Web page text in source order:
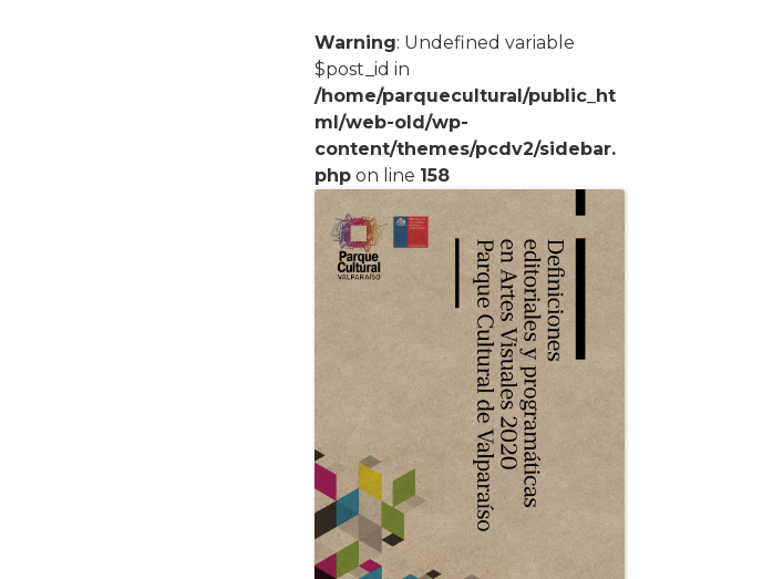
Warning: Undefined variable
$post_id in
/home/parquecultural/public_ht
ml/web-old/wp-
content/themes/pcdv2/sidebar.
php on line 158